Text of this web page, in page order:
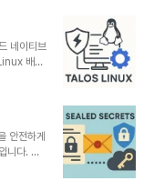
정의 항
여 자
목표를 코
필요성
경 필수2.
네이티브
배포
내용 비
예:
강화 및
과 재현
비교불
전하게
니다. 시
통해